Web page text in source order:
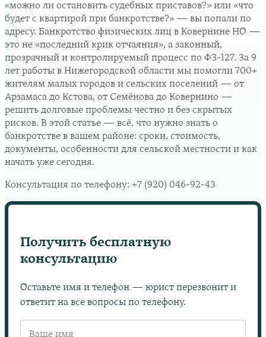
«можно ли остановить судебных приставов?» или «что
будет с квартирой при банкротстве?» — вы попали по
адресу. Банкротство физических лиц в Ковернине НО —
это не «последний крик отчаяния», а законный,
прозрачный и контролируемый процесс по ФЗ-127. За 9
лет работы в Нижегородской области мы помогли 700+
жителям малых городов и сельских поселений — от
Арзамаса до Кстова, от Семёнова до Ковернино —
решить долговые проблемы честно и без скрытых
рисков. В этой статье — всё, что нужно знать о
банкротстве в вашем районе: сроки, стоимость,
документы, особенности для сельской местности и как
начать уже сегодня.
Консультация по телефону: +7 (920) 046-92-43
Получить бесплатную
консультацию
Оставьте имя и телефон — юрист перезвонит и
ответит на все вопросы по телефону.